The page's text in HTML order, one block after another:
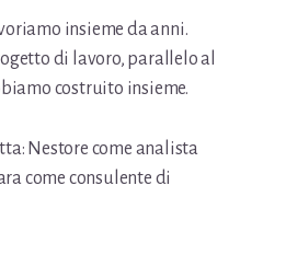
insieme da anni.
di lavoro, parallelo al
costruito insieme.
Nestore come analista
come consulente di